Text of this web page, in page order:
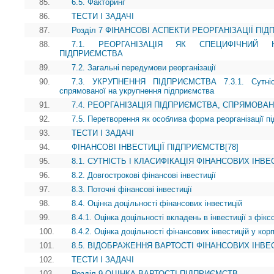
85.
6.5. Факторинг
86.
ТЕСТИ І ЗАДАЧІ
87.
Розділ 7 ФІНАНСОВІ АСПЕКТИ РЕОРГАНІЗАЦІЇ
88.
7.1. РЕОРГАНІЗАЦІЯ ЯК СПЕЦИФІЧНИЙ
ПІДПРИЄМСТВА
89.
7.2. Загальні передумови реорганізації
90.
7.3. УКРУПНЕННЯ ПІДПРИЄМСТВА 7.3.1.
спрямованої на укрупнення підприємства
91.
7.4. РЕОРГАНІЗАЦІЯ ПІДПРИЄМСТВА,
92.
7.5. Перетворення як особлива форма реорганізації
93.
ТЕСТИ І ЗАДАЧІ
94.
ФІНАНСОВІ ІНВЕСТИЦІЇ ПІДПРИЄМСТВ[78]
95.
8.1. СУТНІСТЬ І КЛАСИФІКАЦІЯ ФІНАНСОВИХ
96.
8.2. Довгострокові фінансові інвестиції
97.
8.3. Поточні фінансові інвестиції
98.
8.4. Оцінка доцільності фінансових інвестицій
99.
8.4.1. Оцінка доцільності вкладень в інвестиції з
100.
8.4.2. Оцінка доцільності фінансових інвестицій у
101.
8.5. ВІДОБРАЖЕННЯ ВАРТОСТІ ФІНАНСОВИХ
102.
ТЕСТИ І ЗАДАЧІ